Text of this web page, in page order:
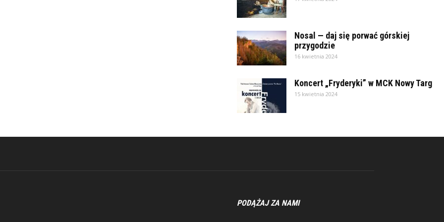
Nosal — daj się porwać górskiej
przygodzie
16 kwietnia 2024
Koncert „Fryderyki” w MCK Nowy Targ
15 kwietnia 2024
PODĄŻAJ ZA NAMI